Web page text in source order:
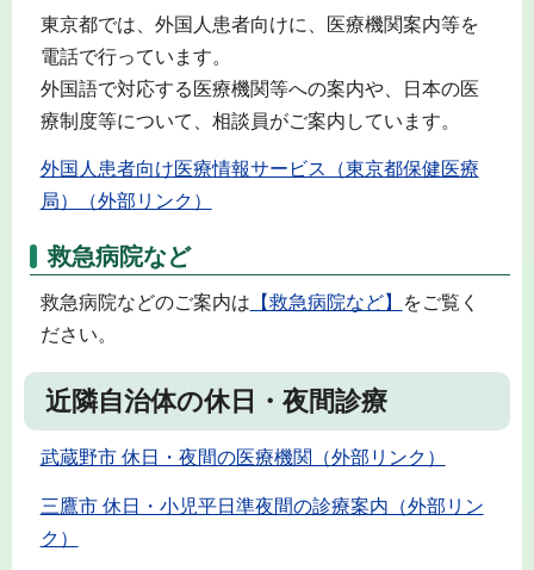
東京都では、外国人患者向けに、医療機関案内等を
電話で行っています。
外国語で対応する医療機関等への案内や、日本の医
療制度等について、相談員がご案内しています。
外国人患者向け医療情報サービス（東京都保健医療
局）（外部リンク）
救急病院など
救急病院などのご案内は 【救急病院など】
をご覧く
ださい。
近隣自治体の休日・夜間診療
武蔵野市 休日・夜間の医療機関（外部リンク）
三鷹市 休日・小児平日準夜間の診療案内（外部リン
ク）